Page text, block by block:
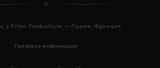
3 Filles Productions — Париж, Франция
Правовая информация